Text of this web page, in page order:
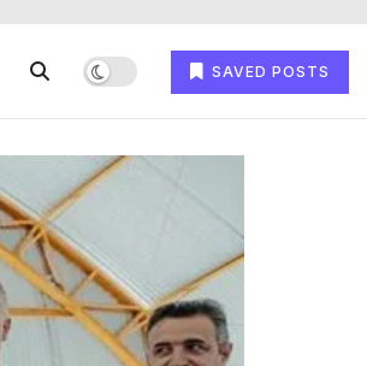
SAVED POSTS